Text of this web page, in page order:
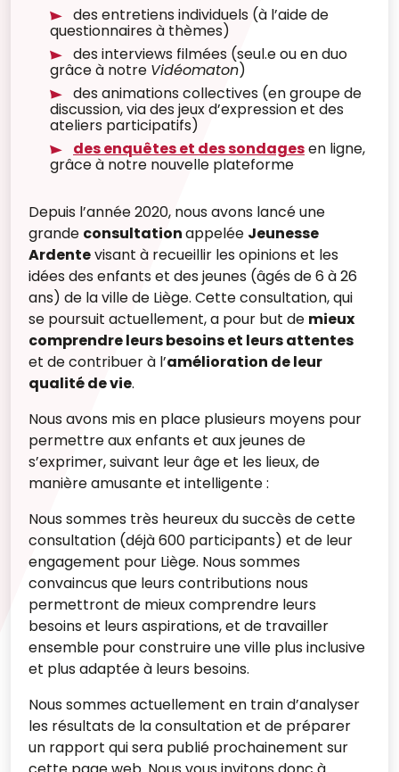
des entretiens individuels (à l’aide de
questionnaires à thèmes)
des interviews filmées (seul.e ou en duo
grâce à notre Vidéomaton)
des animations collectives (en groupe de
discussion, via des jeux d’expression et des
ateliers participatifs)
des enquêtes et des sondagesen ligne,
grâce à notre nouvelle plateforme
Depuis l’année 2020, nous avons lancé une
grande consultationappelée Jeunesse
Ardentevisant à recueillir les opinions et les
idées des enfants et des jeunes (âgés de 6 à 26
ans) de la ville de Liège. Cette consultation, qui
se poursuit actuellement, a pour but de mieux
comprendre leurs besoins et leurs attentes
et de contribuer à l’amélioration de leur
qualité de vie.
Nous avons mis en place plusieurs moyens pour
permettre aux enfants et aux jeunes de
s’exprimer, suivant leur âge et les lieux, de
manière amusante et intelligente :
Nous sommes très heureux du succès de cette
consultation (déjà 600 participants) et de leur
engagement pour Liège. Nous sommes
convaincus que leurs contributions nous
permettront de mieux comprendre leurs
besoins et leurs aspirations, et de travailler
ensemble pour construire une ville plus inclusive
et plus adaptée à leurs besoins.
Nous sommes actuellement en train d’analyser
les résultats de la consultation et de préparer
un rapport qui sera publié prochainement sur